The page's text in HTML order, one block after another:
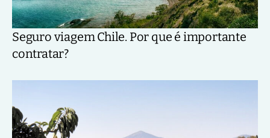
Seguro viagem Chile. Por que é importante
contratar?